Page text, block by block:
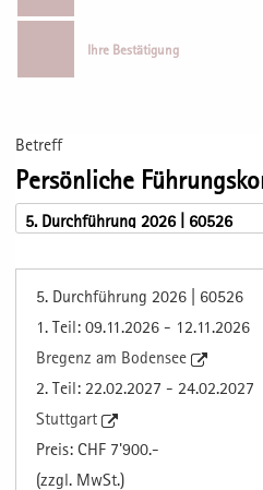
Ihre Bestätigung
Betreff
Persönliche
5. Durchführung 2026 | 60526
1. Teil: 09.11.2026 - 12.11.2026
Bregenz am Bodensee
2. Teil: 22.02.2027 - 24.02.2027
Stuttgart
Preis: CHF 7'900.-
(zzgl. MwSt.)